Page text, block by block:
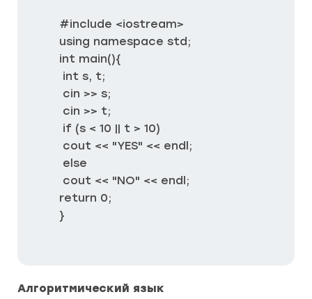
#include <iostream>
using namespace std;
int main(){
return 0;
}
Алгоритмический язык